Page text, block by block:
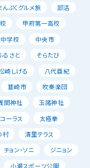
ぷくグルメ旅
部活
甲府第一高校
学校
中央市
るさと
そらたび
崎しげる
八代亜紀
韮崎市
吹奏楽団
間神社
玉諸神社
コーラス
太極拳
村
清里テラス
チョン・ソニ
ジニョン
小瀬スポーツ公園